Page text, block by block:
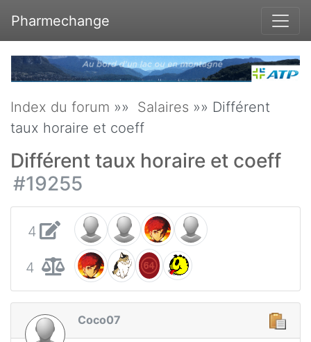
Pharmechange
Index du forum »» Salaires »» Différent
taux horaire et coeff
Différent taux horaire et coeff
#19255
4
4
Coco07